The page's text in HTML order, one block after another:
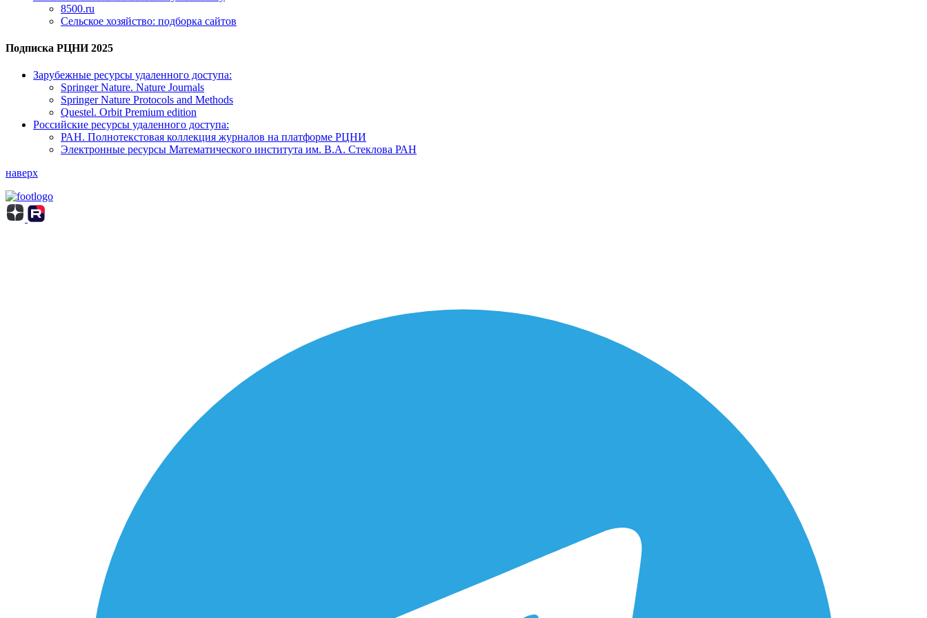
8500.ru
Сельское хозяйство: подборка сайтов
Подписка РЦНИ 2025
Зарубежные ресурсы удаленного доступа:
Springer Nature. Nature Journals
Springer Nature Protocols and Methods
Questel. Orbit Premium edition
Российские ресурсы удаленного доступа:
РАН. Полнотекстовая коллекция журналов на платформе РЦНИ
Электронные ресурсы Математического института им. В.А. Стеклова РАН
наверх